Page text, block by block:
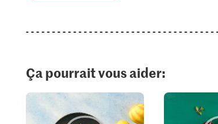
Ça pourrait vous aider: